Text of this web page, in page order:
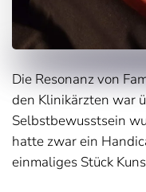
Die Resonanz von
den Klinikärzten war
Selbstbewusstsein
hatte zwar ein
einmaliges Stück